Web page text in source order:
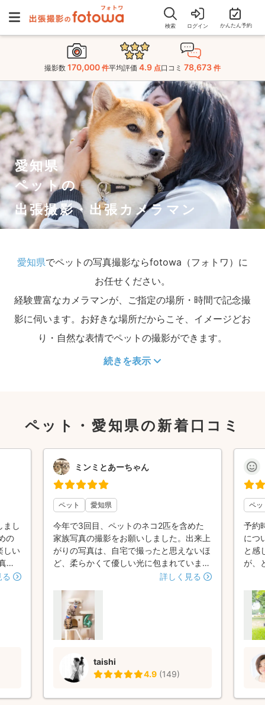
検索 ログイン かんたん予約
撮影数 170,000 件平均評価 4.9 点口コミ 78,673 件
愛知県
ペットの
出張撮影・出張カメラマン
愛知県でペットの写真撮影ならfotowa（フォトワ）に
お任せください。
経験豊富なカメラマンが、ご指定の場所・時間で記念撮
影に伺います。お好きな場所だからこそ、イメージどお
り・自然な表情でペットの撮影ができます。
続きを表示
ペット・愛知県の新着口コミ
まし
の
しい
の
あり
ミンミとあーちゃん
ペット 愛知県
今年で3回目、ペットのネコ2匹を含めた
家族写真の撮影をお願いしました。出来上
がりの写真は、自宅で撮ったと思えないほ
ど、柔らかくて優しい光に包まれていま
す。 気まぐれなネコたちを、根気強く丁
いですが、色々ご提案していただけるので
毎回助かっています。
詳しく見る
taishi
4.9 (149)
ペッ
予約
につ
と感
が、
ら
と
へ
任
に
い